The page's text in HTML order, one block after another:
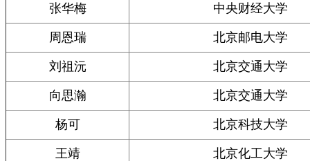
张华梅 中央财经大学
周恩瑞 北京邮电大学
刘祖沅 北京交通大学
向思瀚 北京交通大学
杨可 北京科技大学
王靖 北京化工大学